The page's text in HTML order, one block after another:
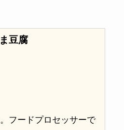
豆腐
フードプロセッサーで